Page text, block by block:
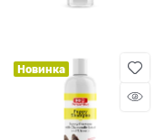
Новинка